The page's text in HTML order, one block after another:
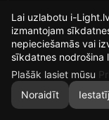
15
DIENAS
6
Lai uzlabotu i-
izmantojam
nepieciešamās vai
sīkdatnes nodrošina
Plašāk lasiet mūsu
Noraidīt